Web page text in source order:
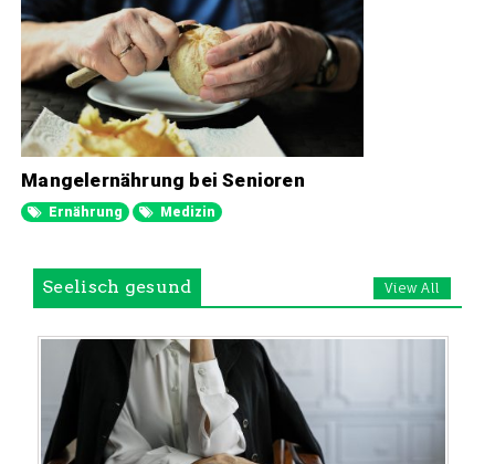
Mangelernährung bei Senioren
Ernährung Medizin
Seelisch gesund View All